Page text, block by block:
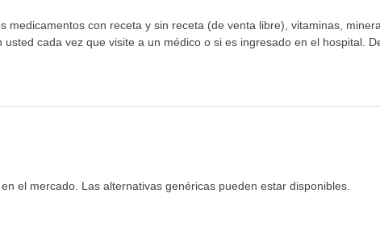
medicamentos con receta y sin receta (de venta libre), vitaminas,
cada vez que visite a un médico o si es ingresado en el hospital.
el mercado. Las alternativas genéricas pueden estar disponibles.